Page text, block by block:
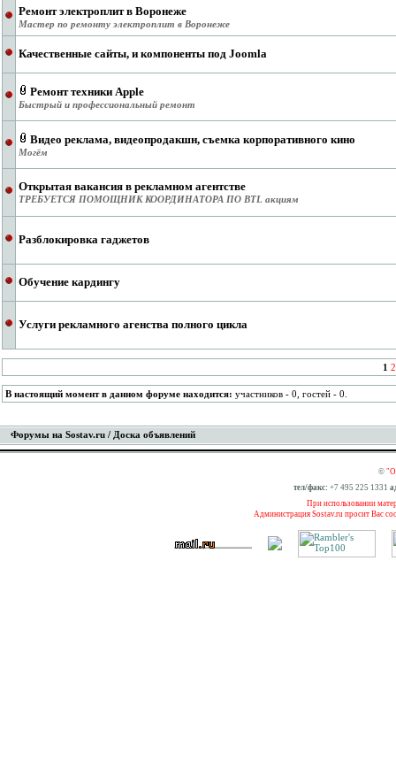
Ремонт электроплит в Воронеже
Мастер по ремонту электроплит в Воронеже
Качественные сайты, и компоненты под Joomla
Ремонт техники Apple
Быстрый и профессиональный ремонт
Видео реклама, видеопродакшн, съемка корпоративного кино
Могём
Открытая вакансия в рекламном агентстве
ТРЕБУЕТСЯ ПОМОЩНИК КООРДИНАТОРА ПО BTL акциям
Разблокировка гаджетов
Обучение кардингу
Услуги рекламного агенства полного цикла
1 2
В настоящий момент в данном форуме находится: участников - 0, гостей - 0.
Форумы на Sostav.ru / Доска объявлений
©
тел/факс: +7 495 225 1331
При использовании
Администрация Sostav.ru просит Вас